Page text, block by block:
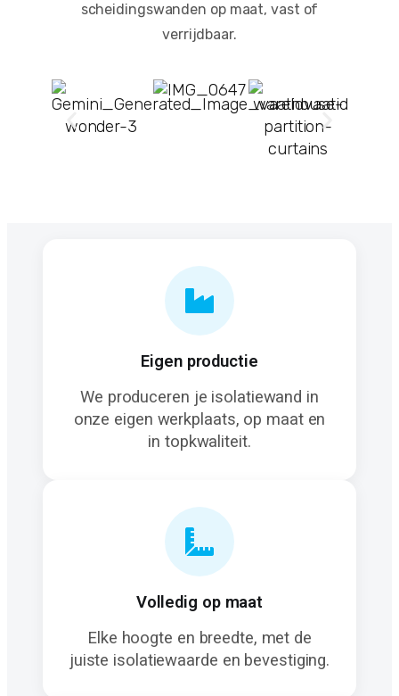
scheidingswanden op maat, vast of
verrijdbaar.
Eigen productie
We produceren je isolatiewand in
onze eigen werkplaats, op maat en
in topkwaliteit.
Volledig op maat
Elke hoogte en breedte, met de
juiste isolatiewaarde en bevestiging.